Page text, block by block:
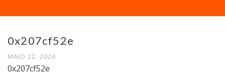
0x207cf52e
MAIO 22, 2026
0x207cf52e